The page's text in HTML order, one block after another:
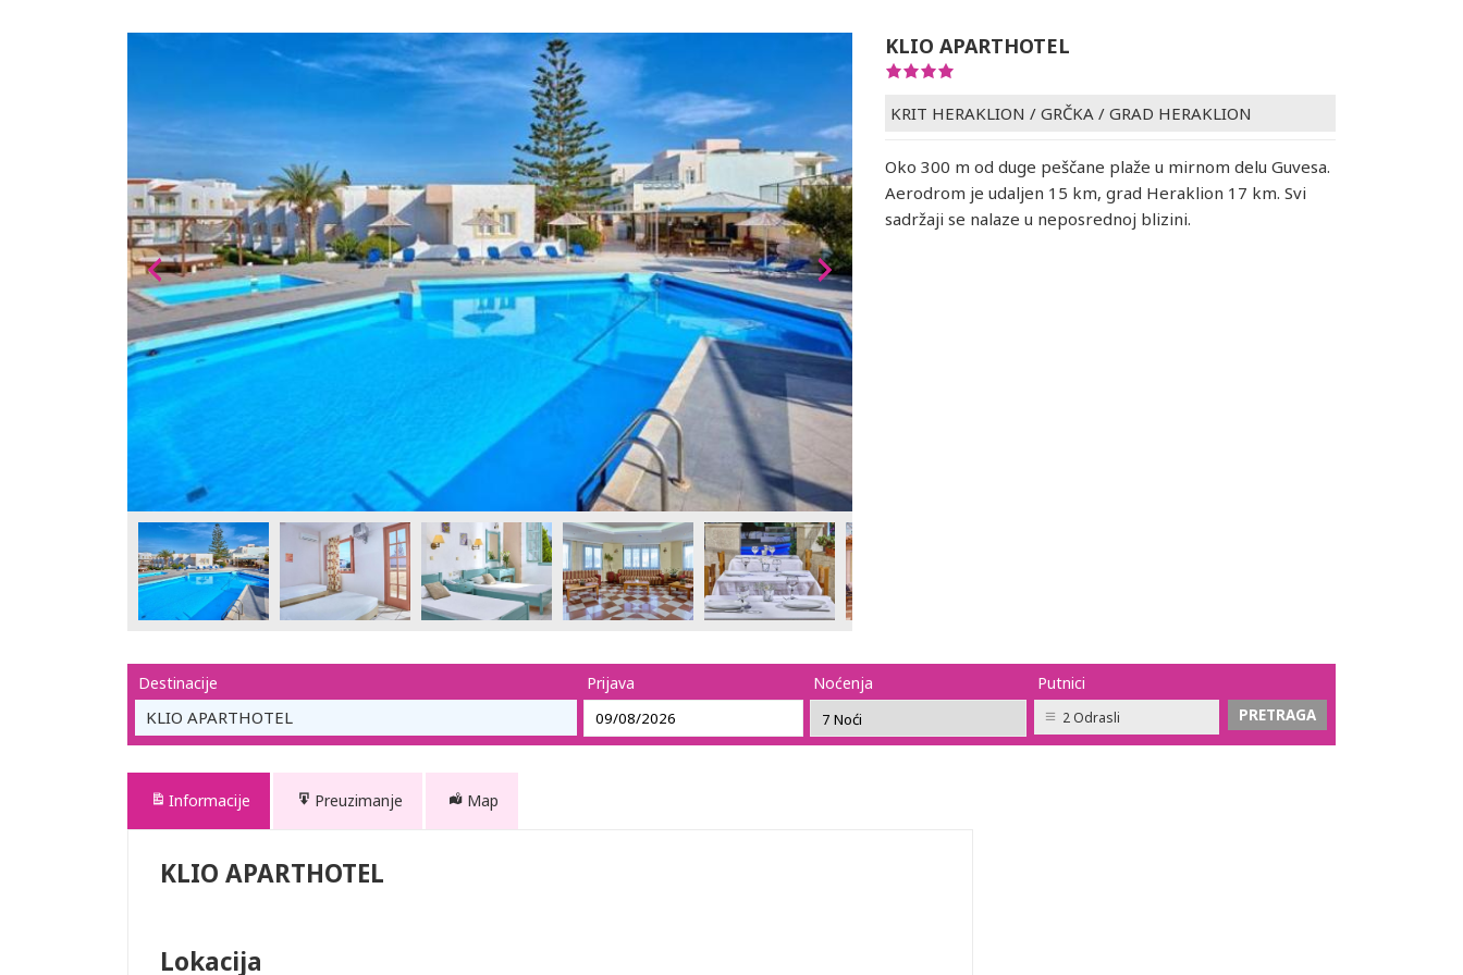
KLIO APARTHOTEL
KRIT HERAKLION / GRČKA / GRAD HERAKLION
Oko 300 m od duge peščane plaže u mirnom delu Guvesa.
Aerodrom je udaljen 15 km, grad Heraklion 17 km. Svi
sadržaji se nalaze u neposrednoj blizini.
Destinacije
KLIO APARTHOTEL
Prijava Noćenja Putnici
2 Odrasli
Informacije Preuzimanje Map
KLIO APARTHOTEL
Lokacija